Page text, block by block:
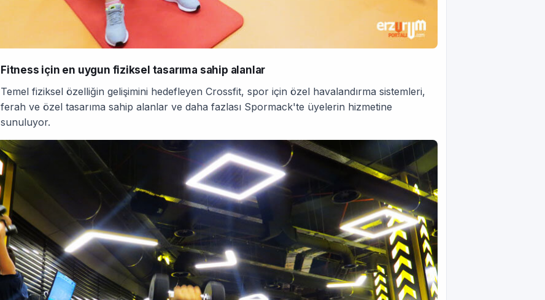
Fitness için en uygun fiziksel tasarıma sahip alanlar
Temel fiziksel özelliğin gelişimini hedefleyen Crossfit, spor için özel havalandırma sistemleri,
ferah ve özel tasarıma sahip alanlar ve daha fazlası Spormack'te üyelerin hizmetine
sunuluyor.